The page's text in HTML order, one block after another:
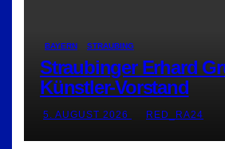
BAYERN STRAUBING
Straubinger Erhard
Künstler-Vorstand
5. AUGUST 2026 RED_RA24